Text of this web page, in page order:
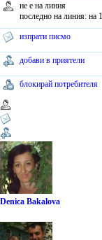
не е на линия
последно на линия: на
изпрати писмо
добави в приятели
блокирай потребителя
Denica Bakalova